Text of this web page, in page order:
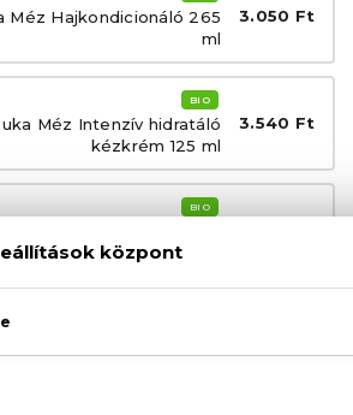
Méz Hajkondicionáló 265
ml
3.050 Ft
BIO
Méz Intenzív hidratáló
kézkrém 125 ml
3.540 Ft
BIO
krém 125 ml